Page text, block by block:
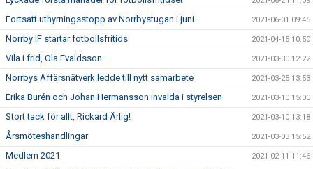
Fortsatt uthyrningsstopp av Norrbystugan i juni 2021-06-01 09:45
Norrby IF startar fotbollsfritids 2021-04-15 10:50
Vila i frid, Ola Evaldsson 2021-03-30 12:22
Norrbys Affärsnätverk ledde till nytt samarbete 2021-03-25 13:53
Erika Burén och Johan Hermansson invalda i styrelsen 2021-03-10 15:00
Stort tack för allt, Rickard Ärlig! 2021-03-10 13:18
Årsmöteshandlingar 2021-03-03 15:52
Medlem 2021 2021-02-11 11:46